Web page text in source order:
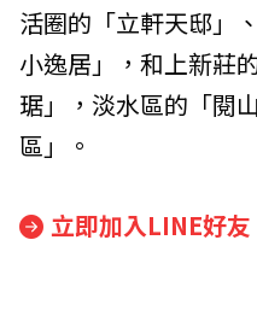
活圈的「立軒天邸」
小逸居」，和上新莊
琚」，淡水區的「閱
區」。
立即加入LINE好